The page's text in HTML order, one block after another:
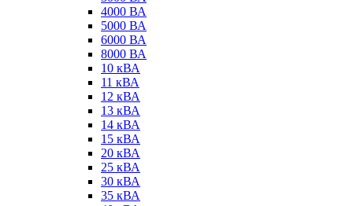
4000 ВА
5000 ВА
6000 ВА
8000 ВА
10 кВА
11 кВА
12 кВА
13 кВА
14 кВА
15 кВА
20 кВА
25 кВА
30 кВА
35 кВА